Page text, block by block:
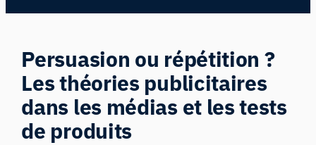
Persuasion ou répétition ?
Les théories publicitaires
dans les médias et les tests
de produits